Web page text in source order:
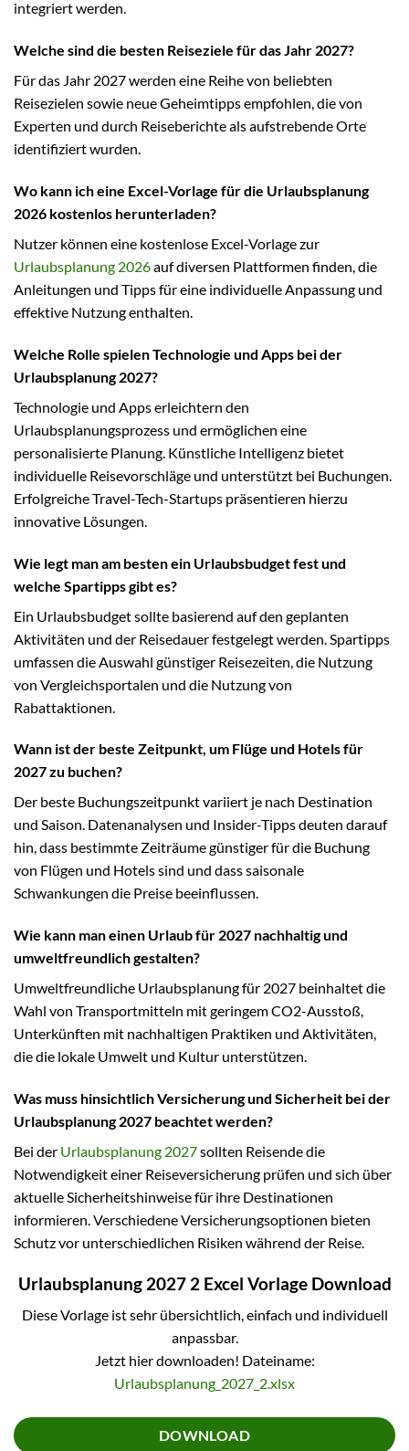
integriert werden.
Welche sind die besten Reiseziele für das Jahr 2027?
Für das Jahr 2027 werden eine Reihe von beliebten
Reisezielen sowie neue Geheimtipps empfohlen, die von
Experten und durch Reiseberichte als aufstrebende Orte
identifiziert wurden.
Wo kann ich eine Excel-Vorlage für die Urlaubsplanung
2026 kostenlos herunterladen?
Nutzer können eine kostenlose Excel-Vorlage zur
Urlaubsplanung 2026auf diversen Plattformen finden, die
Anleitungen und Tipps für eine individuelle Anpassung und
effektive Nutzung enthalten.
Welche Rolle spielen Technologie und Apps bei der
Urlaubsplanung 2027?
Technologie und Apps erleichtern den
Urlaubsplanungsprozess und ermöglichen eine
personalisierte Planung. Künstliche Intelligenz bietet
individuelle Reisevorschläge und unterstützt bei Buchungen.
Erfolgreiche Travel-Tech-Startups präsentieren hierzu
innovative Lösungen.
Wie legt man am besten ein Urlaubsbudget fest und
welche Spartipps gibt es?
Ein Urlaubsbudget sollte basierend auf den geplanten
Aktivitäten und der Reisedauer festgelegt werden. Spartipps
umfassen die Auswahl günstiger Reisezeiten, die Nutzung
von Vergleichsportalen und die Nutzung von
Rabattaktionen.
Wann ist der beste Zeitpunkt, um Flüge und Hotels für
2027 zu buchen?
Der beste Buchungszeitpunkt variiert je nach Destination
und Saison. Datenanalysen und Insider-Tipps deuten darauf
hin, dass bestimmte Zeiträume günstiger für die Buchung
von Flügen und Hotels sind und dass saisonale
Schwankungen die Preise beeinflussen.
Wie kann man einen Urlaub für 2027 nachhaltig und
umweltfreundlich gestalten?
Umweltfreundliche Urlaubsplanung für 2027 beinhaltet die
Wahl von Transportmitteln mit geringem CO2-Ausstoß,
Unterkünften mit nachhaltigen Praktiken und Aktivitäten,
die die lokale Umwelt und Kultur unterstützen.
Was muss hinsichtlich Versicherung und Sicherheit bei der
Urlaubsplanung 2027 beachtet werden?
Bei der Urlaubsplanung 2027sollten Reisende die
Notwendigkeit einer Reiseversicherung prüfen und sich über
aktuelle Sicherheitshinweise für ihre Destinationen
informieren. Verschiedene Versicherungsoptionen bieten
Schutz vor unterschiedlichen Risiken während der Reise.
Urlaubsplanung 2027 2 Excel Vorlage Download
Diese Vorlage ist sehr übersichtlich, einfach und individuell
anpassbar.
Jetzt hier downloaden! Dateiname:
Urlaubsplanung_2027_2.xlsx
DOWNLOAD